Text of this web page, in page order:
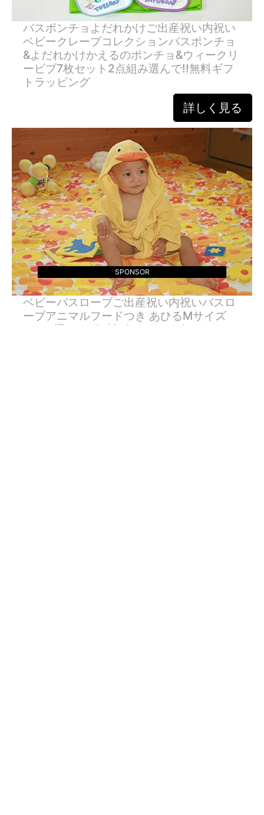
バスポンチョよだれかけご出産祝い内祝い
ベビークレープコレクションバスポンチョ
&よだれかけかえるのポンチョ&ウィークリ
ービブ7枚セット2点組み選んで!!無料ギフ
トラッピング
詳しく見る
ベビーバスローブご出産祝い内祝いバスロ
ーブアニマルフードつき あひるMサイズ
45cm選んで!!無料ギフトラッピング
SPONSOR